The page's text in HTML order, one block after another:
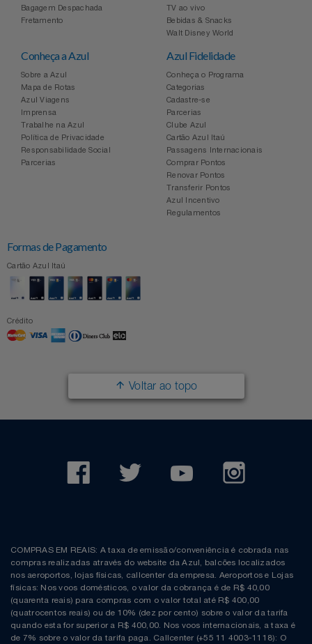
Bagagem Despachada
Fretamento
TV ao vivo
Bebidas & Snacks
Walt Disney World
Conheça a Azul
Sobre a Azul
Mapa de Rotas
Azul Viagens
Imprensa
Trabalhe na Azul
Política de Privacidade
Responsabilidade Social
Parcerias
Azul Fidelidade
Conheça o Programa
Categorias
Cadastre-se
Parcerias
Clube Azul
Cartão Azul Itaú
Passagens Internacionais
Comprar Pontos
Renovar Pontos
Transferir Pontos
Azul Incentivo
Regulamentos
Formas de Pagamento
Cartão Azul Itaú
Crédito
Voltar ao topo
COMPRAS EM REAIS: A taxa de emissão/conveniência é cobrada nas
compras realizadas através do website da Azul, balcões localizados
nos aeroportos, lojas físicas, callcenter da empresa. Aeroportos e Lojas
físicas: Nos voos domésticos, o valor da cobrança é de R$ 40,00
(quarenta reais) para compras com o valor total até R$ 400,00
(quatrocentos reais) ou de 10% (dez por cento) sobre o valor da tarifa
quando esta for superior a R$ 400,00. Nos voos internacionais, a taxa é
de 7% sobre o valor da tarifa paga. Callcenter (+55 11 4003-1118): O